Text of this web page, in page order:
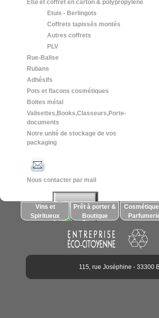
Étui et coffret en carton & polypropylène
Etuis - Berlingots
Coffrets tapissés montés
Autres coffrets
PLV
Rue-Balise
Rubans
Adhésifs
Pots et flacons cosmétiques
Boites métal
Valisettes,Books,Classeurs,Porte-
documents
Notre unité de stockage de vos
packaging
Nous contacter par mail
Vins et
Spiritueux
Prêt à porter &
Boutique
115, rue Joséphine - 33300